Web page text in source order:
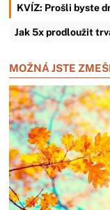
KVÍZ: Prošli byste
Jak 5x prodloužit
MOŽNÁ JSTE